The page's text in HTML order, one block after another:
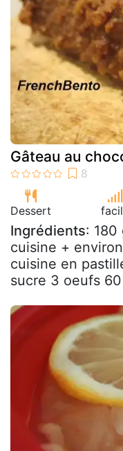
Gâteau au
Dessert
Ingrédients: 180
cuisine +
cuisine en
sucre 3 oeufs